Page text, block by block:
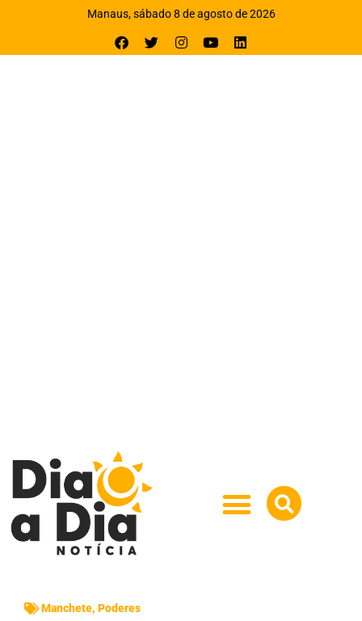
Manaus, sábado 8 de agosto de 2026
Manchete, Poderes